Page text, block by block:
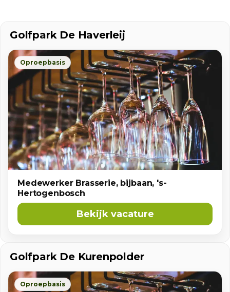
Golfpark De Haverleij
Oproepbasis
Medewerker Brasserie, bijbaan, 's-
Hertogenbosch
Bekijk vacature
Golfpark De Kurenpolder
Oproepbasis